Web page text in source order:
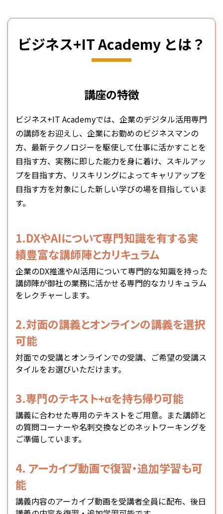
ビジネス+IT Academy とは？
講座の特徴
ビジネス+IT Academyでは、企業のデジタル活用専門
の講師をお迎えし、企業にお勤めのビジネスマンの
方、最新テクノロジーを駆使して仕事に活かすことを
目指す方、実務に即した能力を身に着け、スキルアッ
プを目指す方、リスキリングによってキャリアップを
目指す方を対象にした新しい学びの場を目指していま
す。
1.DXやAIについて専門知識を有する実
績豊富な講師陣とカリキュラム
企業のDX推進やAI活用について専門的な知識を持った
講師陣が御社の業務に活かせる専門的なカリキュラム
をレクチャーします。
2.対面の講義とオンラインの講義を選択
可能
対面での受講とオンラインでの受講、ご希望の受講ス
タイルをお選びいただけます。
3.専門のテキスト+αを持ち帰り可能
講義に合わせた専用のテキストをご用意。また講師と
の質問コーナーや名刺交換などのネットワーキングを
ご準備しています。
4. アーカイブ動画で復習・追加学習も可
能
講義内容のアーカイブ動画を受講者全員に配布、後日